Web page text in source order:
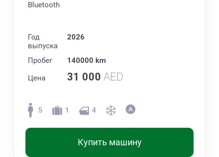
Bluetooth
Год
выпуска
2026
Пробег
140000 km
Цена
31 000 AED
5 1 4
Купить машину